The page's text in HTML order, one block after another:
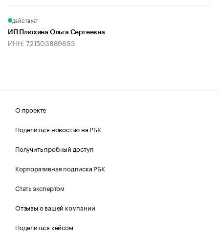
ДЕЙСТВУЕТ
ИП Плюхина Ольга Сергеевна
ИНН: 721503889693
О проекте
Поделиться новостью на РБК
Получить пробный доступ
Корпоративная подписка РБК
Стать экспертом
Отзывы о вашей компании
Поделиться кейсом